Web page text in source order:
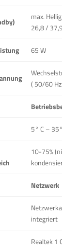
max.
26,8 /
65 W
( 50/60
5° C –
10-75%
Netzwerk
integriert
Realtek 1